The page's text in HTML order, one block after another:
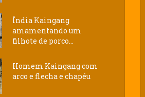
Índia Kaingang
amamentando um
filhote de porco...
Homem Kaingang com
arco e flecha e chapéu